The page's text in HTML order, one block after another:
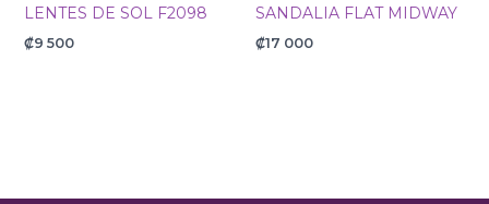
LENTES DE SOL F2098
₡9 500
SANDALIA FLAT MIDWAY
₡17 000